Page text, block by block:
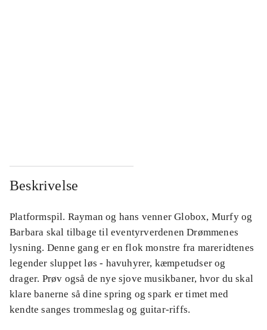
Beskrivelse
Platformspil. Rayman og hans venner Globox, Murfy og
Barbara skal tilbage til eventyrverdenen Drømmenes
lysning. Denne gang er en flok monstre fra mareridtenes
legender sluppet løs - havuhyrer, kæmpetudser og
drager. Prøv også de nye sjove musikbaner, hvor du skal
klare banerne så dine spring og spark er timet med
kendte sanges trommeslag og guitar-riffs.